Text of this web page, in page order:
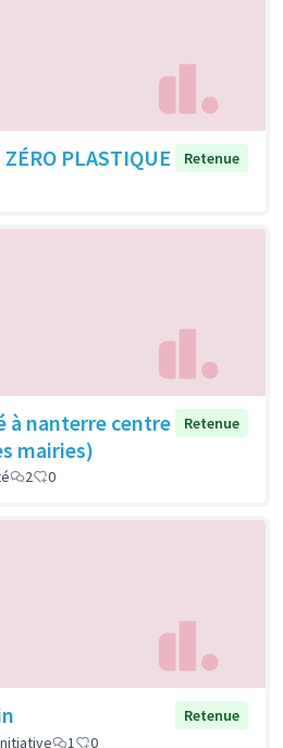
PLASTIQUE
Retenue
à nanterre centre
mairies)
Retenue
2 0
Retenue
1 0